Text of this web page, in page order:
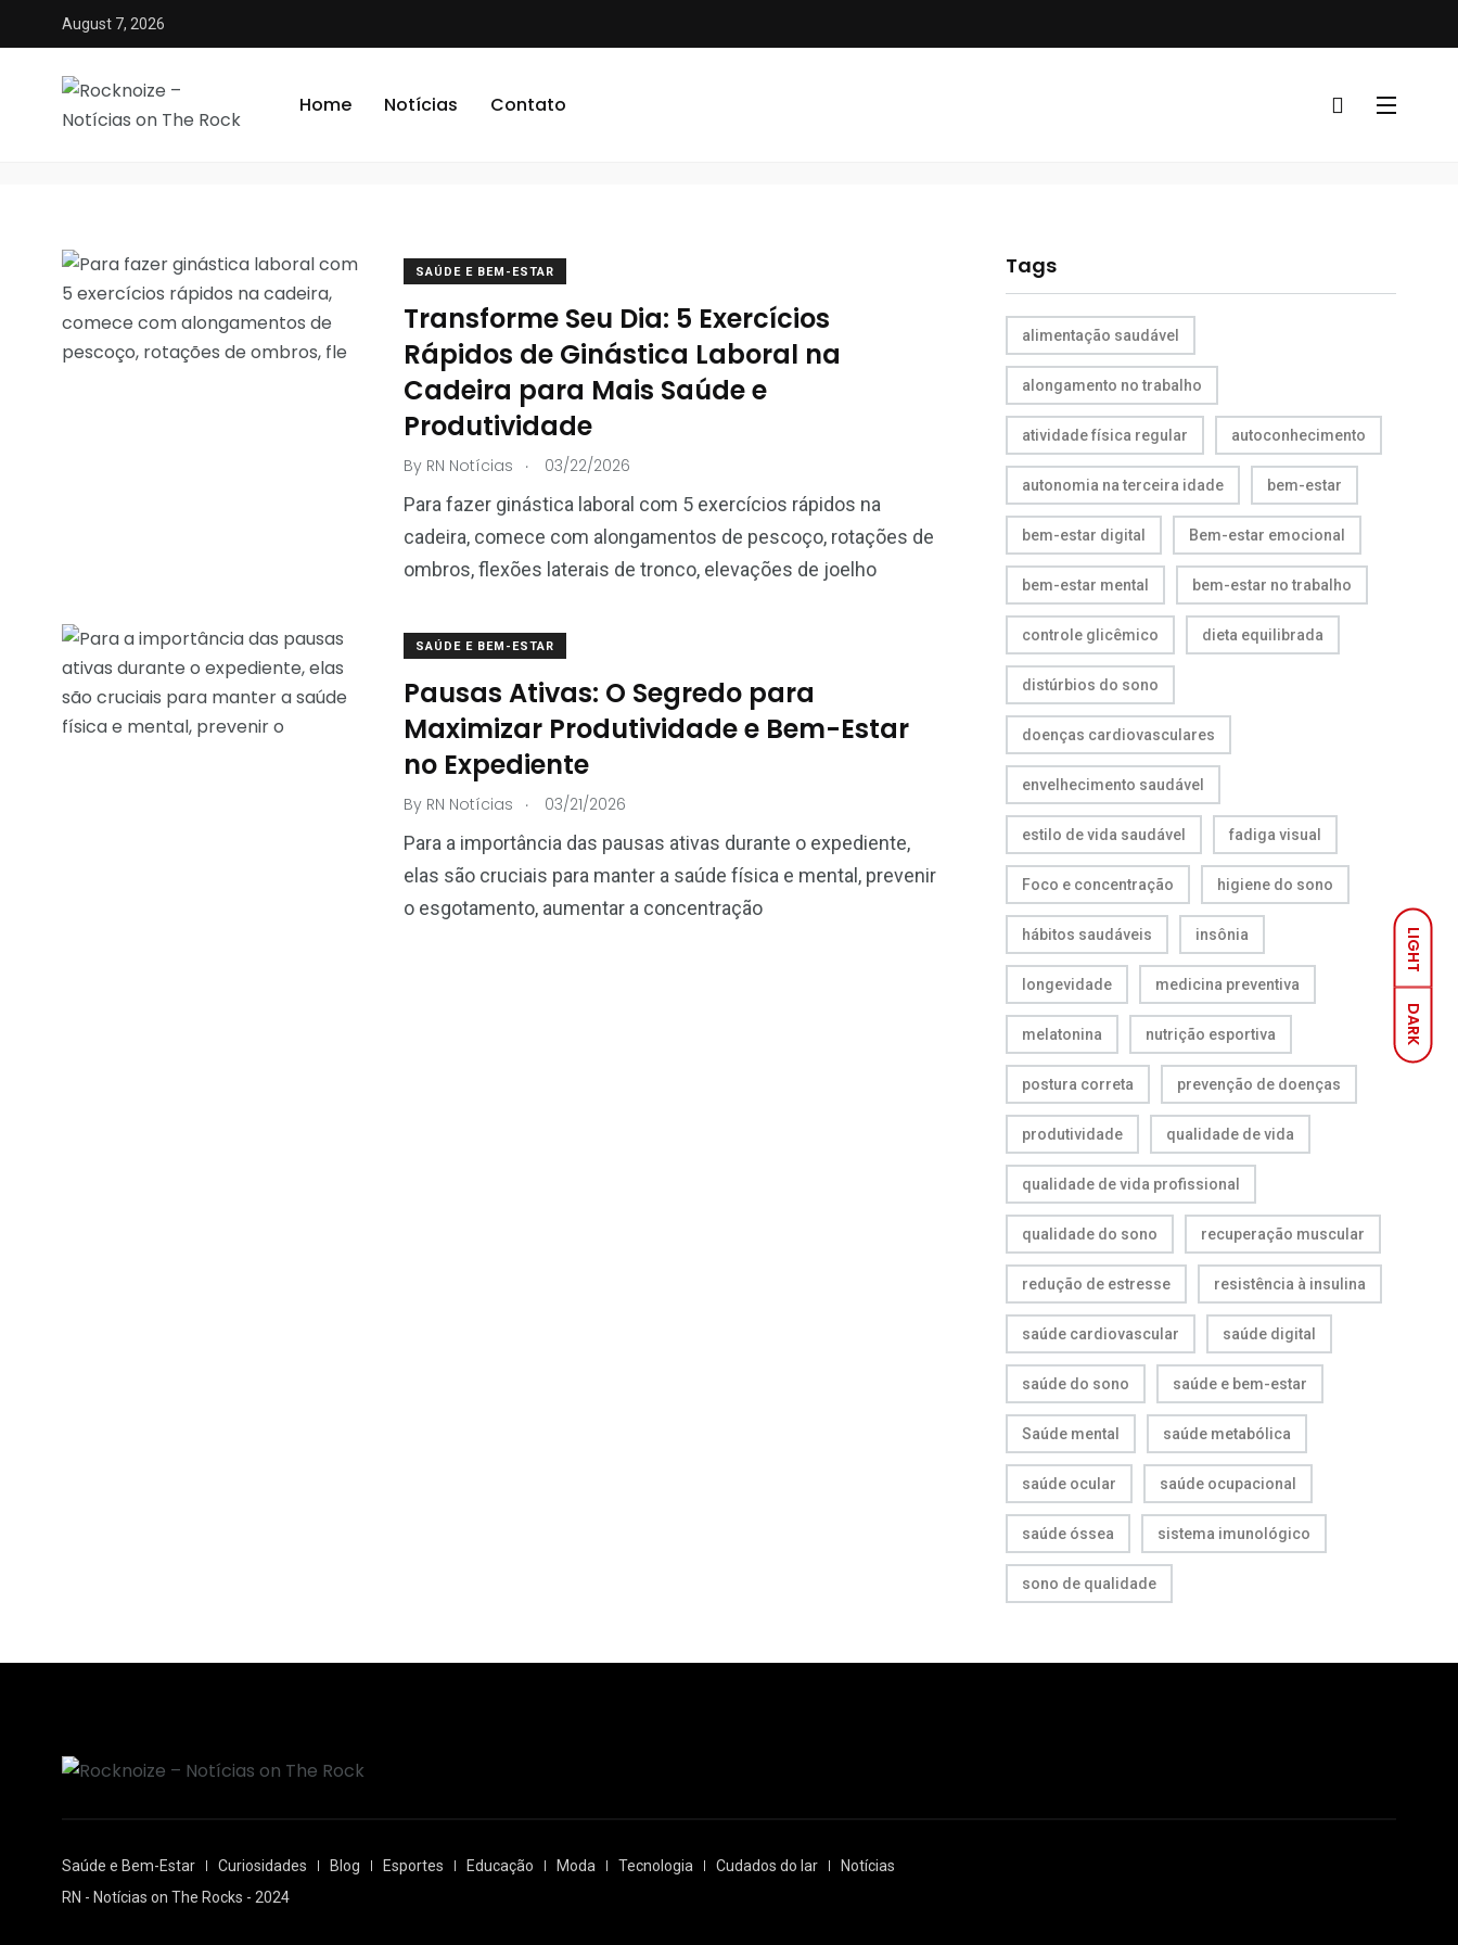
LIGHT
DARK
August 7, 2026
Home Notícias Contato
qualidade de vida profissional
SAÚDE E BEM-ESTAR
Transforme Seu Dia: 5 Exercícios
Rápidos de Ginástica Laboral na
Cadeira para Mais Saúde e
Produtividade
By RN Notícias . 03/22/2026
Para fazer ginástica laboral com 5 exercícios rápidos na
cadeira, comece com alongamentos de pescoço, rotações de
ombros, flexões laterais de tronco, elevações de joelho
SAÚDE E BEM-ESTAR
Pausas Ativas: O Segredo para
Maximizar Produtividade e Bem-Estar
no Expediente
By RN Notícias . 03/21/2026
Para a importância das pausas ativas durante o expediente,
elas são cruciais para manter a saúde física e mental, prevenir
o esgotamento, aumentar a concentração
Tags
alimentação saudável
alongamento no trabalho
atividade física regular autoconhecimento
autonomia na terceira idade bem-estar
bem-estar digital Bem-estar emocional
bem-estar mental bem-estar no trabalho
controle glicêmico dieta equilibrada
distúrbios do sono
doenças cardiovasculares
envelhecimento saudável
estilo de vida saudável fadiga visual
Foco e concentração higiene do sono
hábitos saudáveis insônia
longevidade medicina preventiva
melatonina nutrição esportiva
postura correta prevenção de doenças
produtividade qualidade de vida
qualidade de vida profissional
qualidade do sono recuperação muscular
redução de estresse resistência à insulina
saúde cardiovascular saúde digital
saúde do sono saúde e bem-estar
Saúde mental saúde metabólica
saúde ocular saúde ocupacional
saúde óssea sistema imunológico
sono de qualidade
Saúde e Bem-Estar Curiosidades Blog Esportes Educação Moda Tecnologia Cudados do lar
Notícias
RN - Notícias on The Rocks - 2024